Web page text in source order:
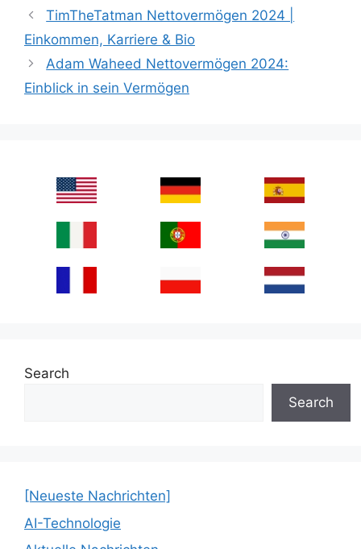
TimTheTatman Nettovermögen 2024 |
Einkommen, Karriere & Bio
Adam Waheed Nettovermögen 2024:
Einblick in sein Vermögen
Search
Search
[Neueste Nachrichten]
AI-Technologie